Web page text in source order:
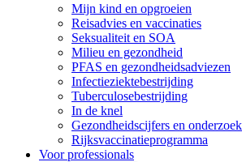
Mijn kind en opgroeien
Reisadvies en vaccinaties
Seksualiteit en SOA
Milieu en gezondheid
PFAS en gezondheidsadviezen
Infectieziektebestrijding
Tuberculosebestrijding
In de knel
Gezondheidscijfers en onderzoek
Rijksvaccinatieprogramma
Voor professionals